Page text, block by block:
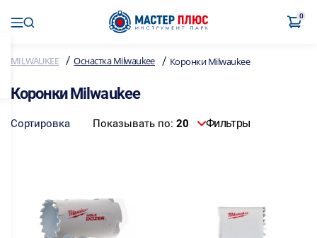
0
MILWAUKEE /Оснастка Milwaukee / Коронки Milwaukee
Коронки Milwaukee
Сортировка Показывать по: 20 Фильтры